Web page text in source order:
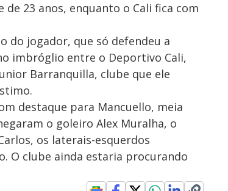
23 anos, enquanto o Cali fica com
do jogador, que só defendeu a
imbróglio entre o Deportivo Cali,
Barranquilla, clube que ele
destaque para Mancuello, meia
o goleiro Alex Muralha, o
os laterais-esquerdos
O clube ainda estaria procurando